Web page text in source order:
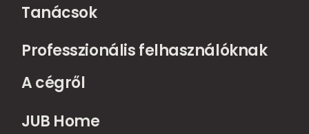
Tanácsok
Professzionális felhasználóknak
A cégről
JUB Home